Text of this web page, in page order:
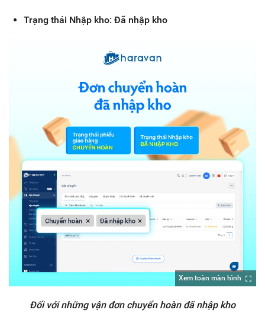
Trạng thái Nhập kho: Đã nhập kho
Xem toàn màn hình
Đối với những vận đơn chuyển hoàn đã nhập kho